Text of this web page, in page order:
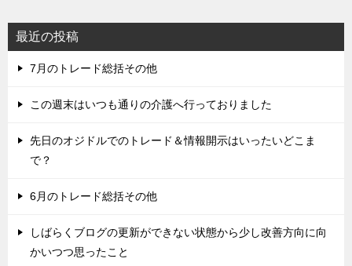
最近の投稿
7月のトレード総括その他
この週末はいつも通りの介護へ行っておりました
先日のオジドルでのトレード＆情報開示はいったいどこま
で？
6月のトレード総括その他
しばらくブログの更新ができない状態から少し改善方向に向
かいつつ思ったこと